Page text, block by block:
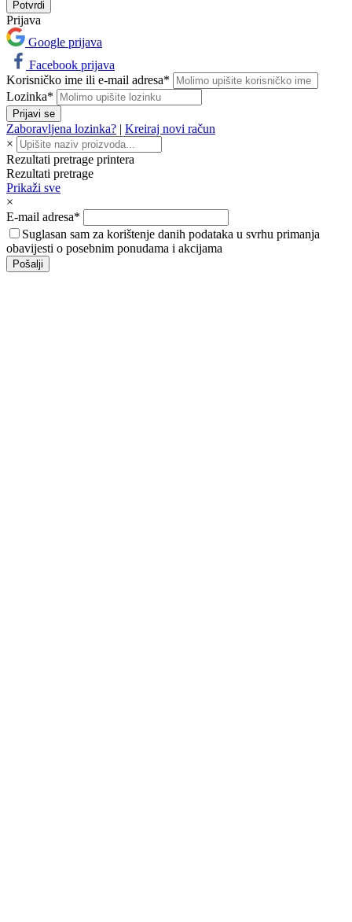
Prijava
Google prijava
Facebook prijava
Korisničko ime ili e-mail adresa*
Lozinka*
Prijavi se
Zaboravljena lozinka? | Kreiraj novi račun
×
Rezultati pretrage printera
Rezultati pretrage
Prikaži sve
×
E-mail adresa*
Suglasan sam za korištenje danih podataka u svrhu primanja
obavijesti o posebnim ponudama i akcijama